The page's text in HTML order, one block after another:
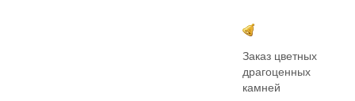
Заказ цветных
драгоценных
камней